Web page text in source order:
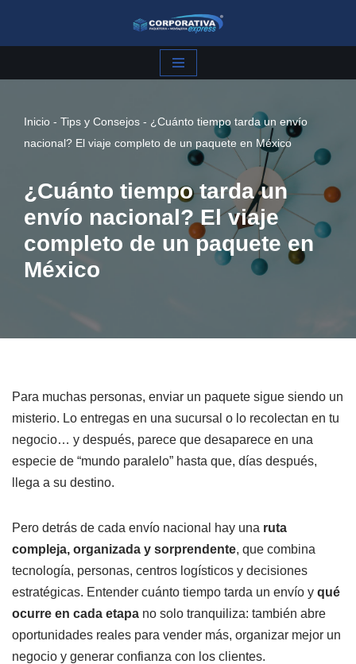
Saltar
Inicio - Tips y Consejos - ¿Cuánto tiempo tarda un envío
nacional? El viaje completo de un paquete en México
¿Cuánto tiempo tarda un
envío nacional? El viaje
completo de un paquete en
México
Para muchas personas, enviar un paquete sigue siendo un
misterio. Lo entregas en una sucursal o lo recolectan en tu
negocio… y después, parece que desaparece en una
especie de “mundo paralelo” hasta que, días después,
llega a su destino.
Pero detrás de cada envío nacional hay una ruta
compleja, organizada y sorprendente, que combina
tecnología, personas, centros logísticos y decisiones
estratégicas. Entender cuánto tiempo tarda un envío y qué
ocurre en cada etapa no solo tranquiliza: también abre
oportunidades reales para vender más, organizar mejor un
negocio y generar confianza con los clientes.